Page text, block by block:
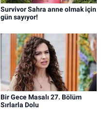
Survivor Sahra anne olmak için
gün sayıyor!
Bir Gece Masalı 27. Bölüm
Sırlarla Dolu